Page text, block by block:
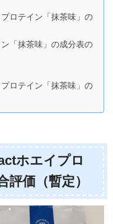
ロテイン「抹茶味」の
「抹茶味」の成分表の
ロテイン「抹茶味」の
ホエイプロ
価（暫定）